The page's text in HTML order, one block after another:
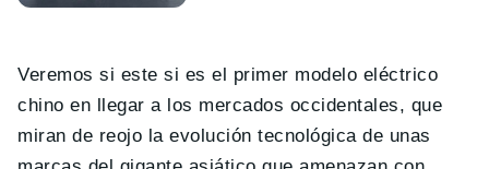
Veremos si este si es el primer modelo eléctrico
chino en llegar a los mercados occidentales, que
miran de reojo la evolución tecnológica de unas